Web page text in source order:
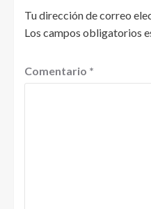
Tu dirección de correo
Los campos obligatorios
Comentario *